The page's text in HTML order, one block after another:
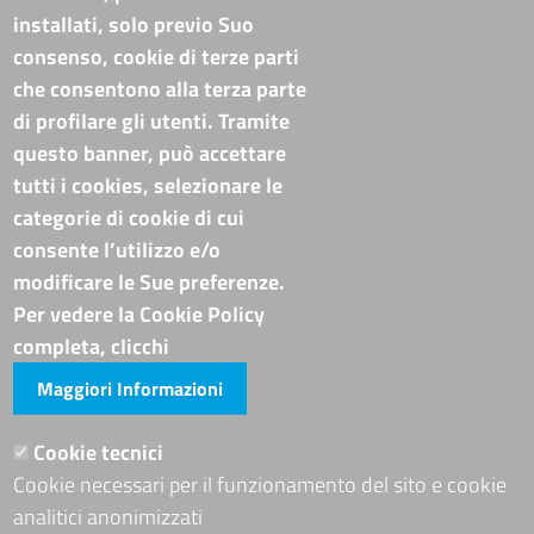
Codi. univoco ufficio fatt. elettronica: T94M75
cameradicommercio@pec.basilicata.camcom.it
Pubblicità e trasparenza
Amministrazione Trasparente
Albo online
Bandi di concorso
Codice disciplinare e codice di condotta
Avvisi e bandi
Piattaforma TRASPARE E ALBO FORNITORI
Avvisi e atti di altre Amministrazioni
Visite totali al portale: 4012597
Siti tematici
ADRION PROGRAMME
installati, solo previo Suo
consenso, cookie di terze parti
che consentono alla terza parte
di profilare gli utenti. Tramite
questo banner, può accettare
tutti i cookies, selezionare le
categorie di cookie di cui
consente l’utilizzo e/o
modificare le Sue preferenze.
Per vedere la Cookie Policy
completa, clicchi
Maggiori Informazioni
Cookie tecnici
Cookie necessari per il funzionamento del sito e cookie
analitici anonimizzati